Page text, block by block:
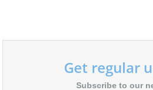
Get regular
Subscribe to our